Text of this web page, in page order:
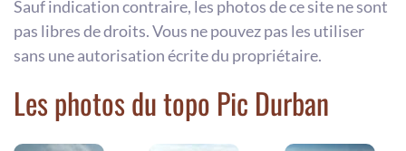
Sauf indication contraire, les photos de ce site ne sont
pas libres de droits. Vous ne pouvez pas les utiliser
sans une autorisation écrite du propriétaire.
Les photos du topo Pic Durban